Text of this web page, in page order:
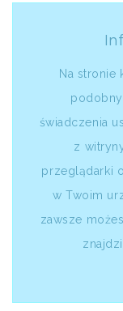
Na stronie
świadczenia
z
przeglądarki
w Twoim
zawsze